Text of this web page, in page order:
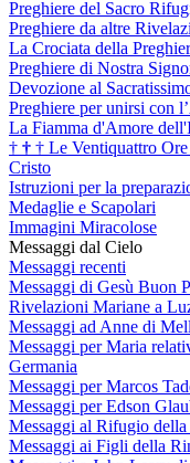
Preghiere del Sacro
Preghiere da altre
La Crociata della
Preghiere di Nostra
Devozione al
Preghiere per unirsi con
La Fiamma d'Amore
† † † Le Ventiquattro
Cristo
Istruzioni per la
Medaglie e Scapolari
Immagini Miracolose
Messaggi dal Cielo
Messaggi recenti
Messaggi di Gesù Buon
Rivelazioni Mariane a
Messaggi ad Anne di
Messaggi per Maria
Germania
Messaggi per Marcos
Messaggi per Edson
Messaggi al Rifugio
Messaggi ai Figli della